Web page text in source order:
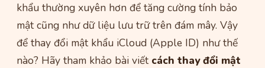
khẩu thường xuyên hơn để tăng cường tính bảo
mật cũng như dữ liệu lưu trữ trên đám mây. Vậy
để thay đổi mật khẩu iCloud (Apple ID) như thế
nào? Hãy tham khảo bài viết cách thay đổi mật